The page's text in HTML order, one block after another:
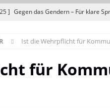
] Gegen das Gendern – Für klare
]
Union und AfD erstmals gleichauf
]
Die bürgerliche Journaille und der
]
]
Ist die Wehrpflicht für
für